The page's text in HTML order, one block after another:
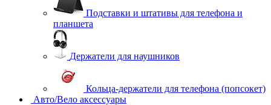
Подставки и штативы для телефона и
планшета
Держатели для наушников
Кольца-держатели для телефона (попсокет)
Авто/Вело аксессуары